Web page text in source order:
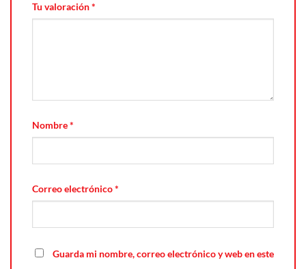
Tu valoración*
Nombre*
Correo electrónico*
Guarda mi nombre, correo electrónico y web en este